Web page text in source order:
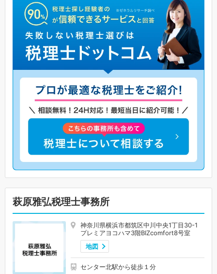
萩原雅弘税理士事務所
神奈川県横浜市都筑区中川中央1丁目30-1
プレミアヨコハマ3階BIZcomfort8号室
地図
センター北駅から徒歩１分